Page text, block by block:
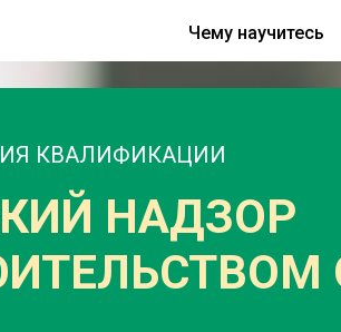
Чему научитесь
НАДЗОР
КВАЛИФИКАЦИИ